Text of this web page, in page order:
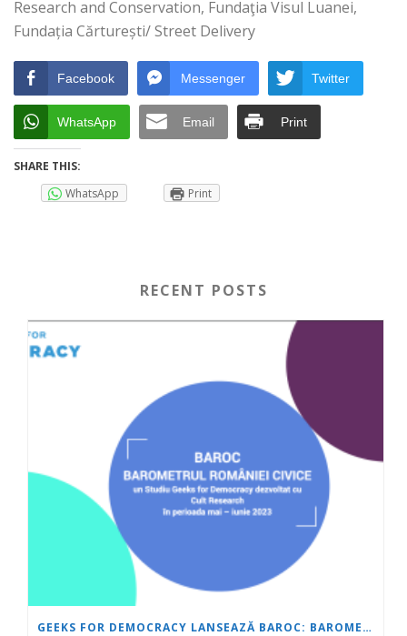
Research and Conservation, Fundaţia Visul Luanei,
Fundația Cărturești/ Street Delivery
Facebook Messenger Twitter
WhatsApp Email Print
SHARE THIS:
WhatsApp
Print
RECENT POSTS
GEEKS FOR DEMOCRACY LANSEAZĂ BAROC: BAROMETRUL ROMÂNIEI CIVICE – CELE MAI CALDE DATE DESPRE STAREA DEMOCRAȚIEI IN ROMÂNIA